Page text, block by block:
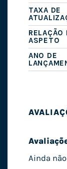
TAXA DE
RELAÇÃO
ASPETO
ANO DE
Ainda